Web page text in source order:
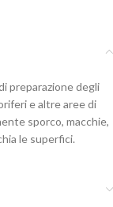
preparazione degli
e altre aree di
sporco, macchie,
le superfici.